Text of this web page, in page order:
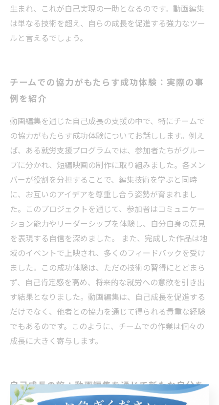
生まれ、これが自己実現の一助となるのです。動画編集
は単なる技術を超え、自らの成長を促進する強力なツー
ルと言えるでしょう。
チームでの協力がもたらす成功体験：実際の事
例を紹介
動画編集を通じた自己成長の支援の中で、特にチームで
の協力がもたらす成功体験についてお話しします。例え
ば、ある就労支援プログラムでは、参加者たちがグルー
プに分かれ、短編映画の制作に取り組みました。各メン
バーが役割を分担することで、編集技術を学ぶと同時
に、お互いのアイデアを尊重し合う姿勢が育まれまし
た。このプロジェクトを通じて、参加者はコミュニケー
ション能力やリーダーシップを体験し、自分自身の意見
を表現する自信を深めました。 また、完成した作品は地
域のイベントで上映され、多くのフィードバックを受け
ました。この成功体験は、ただの技術の習得にとどまら
ず、自己肯定感を高め、将来的な就労への意欲を引き出
す結果となりました。動画編集は、自己成長を促進する
だけでなく、他者との協力を通じて得られる貴重な経験
でもあるのです。このように、チームでの作業は個々の
成長に大きく寄与します。
自己成長の旅：動画編集を通じて新たな自分を
見つける